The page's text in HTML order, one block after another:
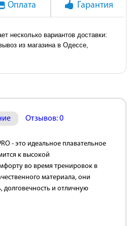
Оплата Гарантия
несколько вариантов доставки:
из магазина в Одессе,
Отзывов: 0
- это идеальное плавательное
к высокой
во время тренировок в
материала, они
долговечность и отличную